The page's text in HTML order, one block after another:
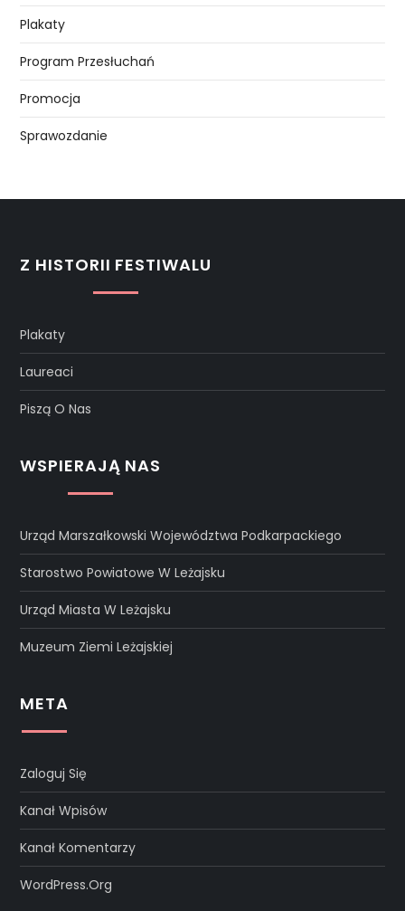
Plakaty
Program Przesłuchań
Promocja
Sprawozdanie
Z HISTORII FESTIWALU
Plakaty
Laureaci
Piszą O Nas
WSPIERAJĄ NAS
Urząd Marszałkowski Województwa Podkarpackiego
Starostwo Powiatowe W Leżajsku
Urząd Miasta W Leżajsku
Muzeum Ziemi Leżajskiej
META
Zaloguj Się
Kanał Wpisów
Kanał Komentarzy
WordPress.org